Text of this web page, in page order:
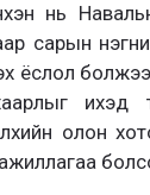
нь
сарын
ёслол
ихэд
олон